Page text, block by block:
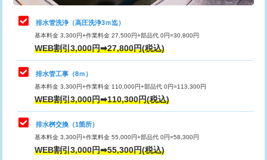
排水管工事（追加 排水管工事/3ｍ超
え）
マス交換（土の掘削・埋め戻し作業）
マス交換（深さ50㎝未満）
マス交換（深さ50㎝以上）
コンクリート斫り（厚さ10㎝まで）
コンクリート斫り（厚さ10㎝超え）
止水・漏水調査・防水処理・清掃・修
理・調整・分解・加工など（中作業）
22,000円
止水・漏水調査・防水処理・清掃・修
理・調整・分解・加工など（重作業）
33,000円
その他部品の脱着
交換・取付（タンク）
交換・取付(単水栓（壁付・デッキ
式）)
排水管洗浄（高圧洗浄3ｍ迄）
基本料金 3,300円+作業料金 27,500円+部品代 0円=30,800円
WEB割引3,000円➡27,800円(税込)
排水管工事（8ｍ）
基本料金 3,300円+作業料金 110,000円+部品代 0円=113,300円
WEB割引3,000円➡110,300円(税込)
排水桝交換（1箇所）
基本料金 3,300円+作業料金 55,000円+部品代 0円=58,300円
WEB割引3,000円➡55,300円(税込)